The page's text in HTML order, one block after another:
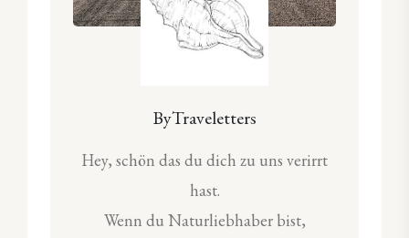
ByTraveletters
Hey, schön das du dich zu uns verirrt
hast.
Wenn du Naturliebhaber bist,